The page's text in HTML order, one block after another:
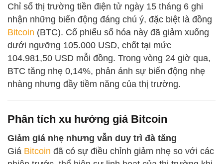
Chỉ số thị trường tiền điện tử ngày 15 tháng 6 ghi
nhận những biến động đáng chú ý, đặc biệt là đồng
Bitcoin (BTC). Cổ phiếu số hóa này đã giảm xuống
dưới ngưỡng 105.000 USD, chốt tại mức
104.981,50 USD mỗi đồng. Trong vòng 24 giờ qua,
BTC tăng nhẹ 0,14%, phản ánh sự biến động nhẹ
nhàng nhưng đầy tiềm năng của thị trường.
Phân tích xu hướng giá Bitcoin
Giảm giá nhẹ nhưng vẫn duy trì đà tăng
Giá Bitcoin đã có sự điều chỉnh giảm nhẹ so với các